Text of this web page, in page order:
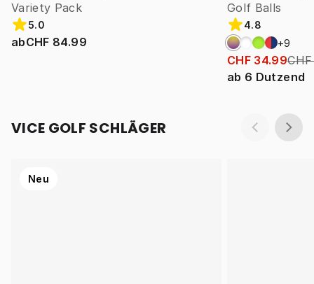
Variety Pack
5.0
abCHF 84.99
Golf Balls
4.8
+9
CHF 34.99
ab 6 Dutzend
VICE GOLF SCHLÄGER
Neu